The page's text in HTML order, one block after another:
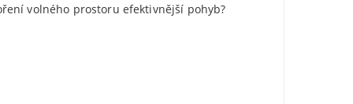
volného prostoru efektivnější pohyb?